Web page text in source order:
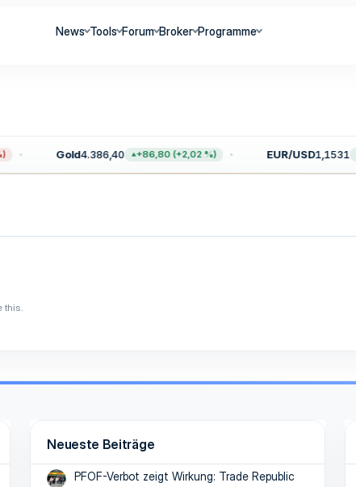
News Tools Forum Broker Programme
Gold4.386,40 +86,80 (+2,02 %) EUR/USD1,1531
Neueste Beiträge
PFOF-Verbot zeigt Wirkung: Trade Republic